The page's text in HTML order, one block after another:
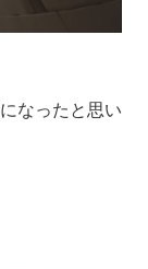
なったと思い